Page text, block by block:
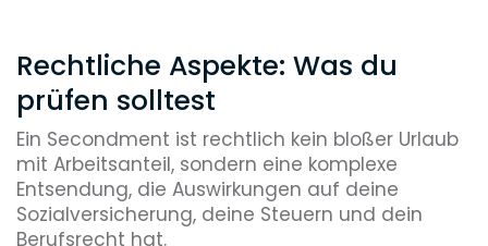
Rechtliche Aspekte: Was du
prüfen solltest
Ein Secondment ist rechtlich kein bloßer Urlaub
mit Arbeitsanteil, sondern eine komplexe
Entsendung, die Auswirkungen auf deine
Sozialversicherung, deine Steuern und dein
Berufsrecht hat.